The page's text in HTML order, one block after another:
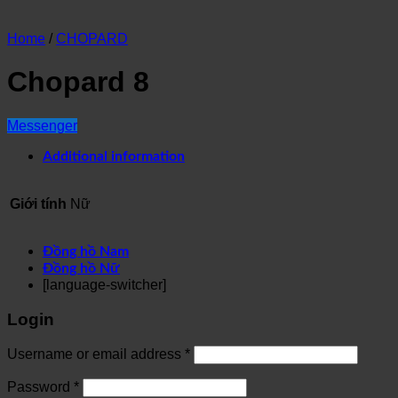
Home / CHOPARD
Chopard 8
Messenger
Additional information
Giới tính Nữ
Đồng hồ Nam
Đồng hồ Nữ
[language-switcher]
Login
Username or email address *
Password *